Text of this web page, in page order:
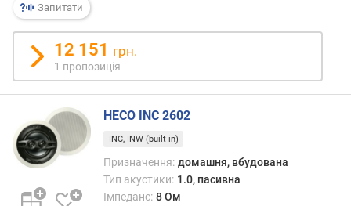
н
і
і
л
ь
і
Запитати
12 151 грн.
1 пропозиція
HECO INC 2602
INC, INW (built-in)
Призначення: домашня, вбудована
Тип акустики: 1.0, пасивна
Імпеданс: 8 Ом